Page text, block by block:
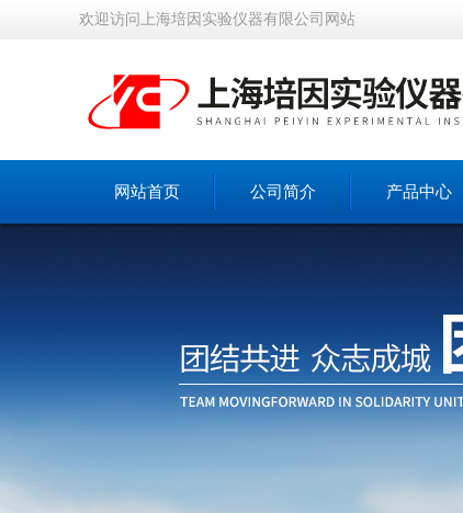
欢迎访问上海培因实验仪器有限公司网站
网站首页 公司简介 产品中心